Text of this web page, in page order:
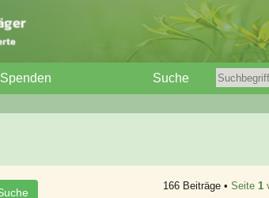
Spenden Suche
166 Beiträge • Seite 1